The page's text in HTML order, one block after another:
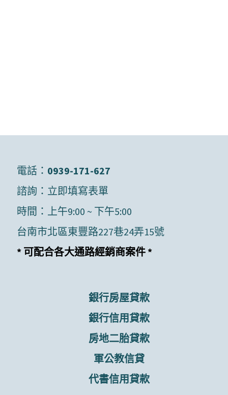
電話： 0939-171-627
諮詢： 立即填寫表單
時間：上午9:00 ~ 下午5:00
台南市北區東豐路227巷24弄15號
* 可配合各大通路經銷商案件 *
銀行房屋貸款
銀行信用貸款
房地二胎貸款
軍公教信貸
代書信用貸款